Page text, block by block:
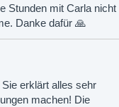
Stunden mit Carla nicht
Danke dafür 🙏
erklärt alles sehr
machen! Die